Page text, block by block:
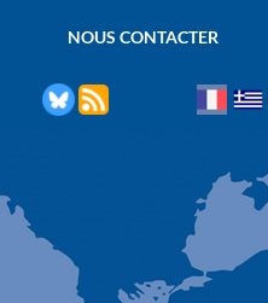
NOUS CONTACTER